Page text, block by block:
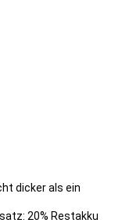
dicker als ein
20% Restakku